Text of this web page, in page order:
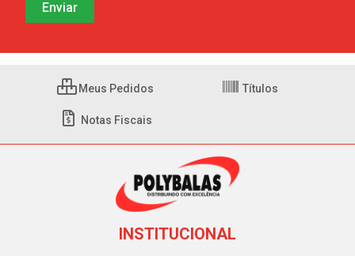
Meus Pedidos Títulos
Notas Fiscais
INSTITUCIONAL